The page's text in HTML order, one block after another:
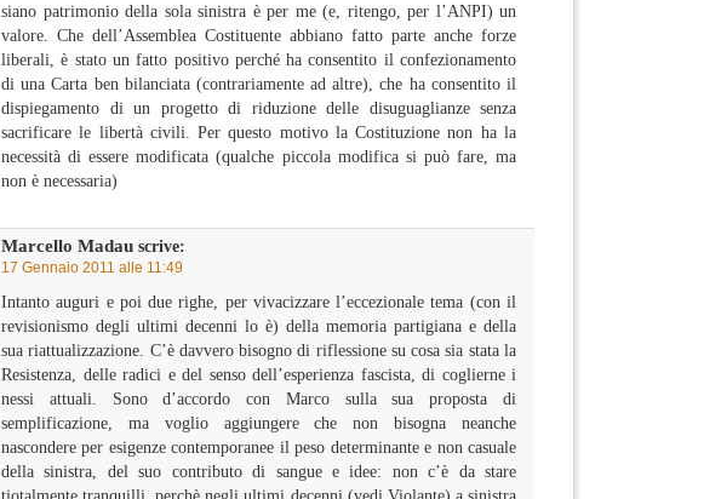
siano patrimonio della sola sinistra è per me (e, ritengo, per l’ANPI) un
valore. Che dell’Assemblea Costituente abbiano fatto parte anche forze
liberali, è stato un fatto positivo perché ha consentito il confezionamento
di una Carta ben bilanciata (contrariamente ad altre), che ha consentito il
dispiegamento di un progetto di riduzione delle disuguaglianze senza
sacrificare le libertà civili. Per questo motivo la Costituzione non ha la
necessità di essere modificata (qualche piccola modifica si può fare, ma
non è necessaria)
Marcello Madau scrive:
17 Gennaio 2011 alle 11:49
Intanto auguri e poi due righe, per vivacizzare l’eccezionale tema (con il
revisionismo degli ultimi decenni lo è) della memoria partigiana e della
sua riattualizzazione. C’è davvero bisogno di riflessione su cosa sia stata la
Resistenza, delle radici e del senso dell’esperienza fascista, di coglierne i
nessi attuali. Sono d’accordo con Marco sulla sua proposta di
semplificazione, ma voglio aggiungere che non bisogna neanche
nascondere per esigenze contemporanee il peso determinante e non casuale
della sinistra, del suo contributo di sangue e idee: non c’è da stare